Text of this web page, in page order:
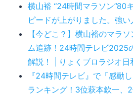
横山裕 “24時間マラソン”80
ピードが上がりました。強
【今どこ？】横山裕のマラ
ム追跡！24時間テレビ2025
解説！ | りょくブロラジオ日
『24時間テレビ』で「感動
ランキング！3位萩本欽一、